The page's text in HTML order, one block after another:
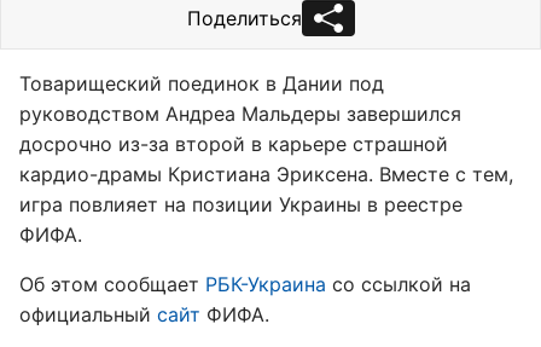
Поделиться
Товарищеский поединок в Дании под
руководством Андреа Мальдеры завершился
досрочно из-за второй в карьере страшной
кардио-драмы Кристиана Эриксена. Вместе с тем,
игра повлияет на позиции Украины в реестре
ФИФА.
Об этом сообщает РБК-Украина со ссылкой на
официальный сайт ФИФА.